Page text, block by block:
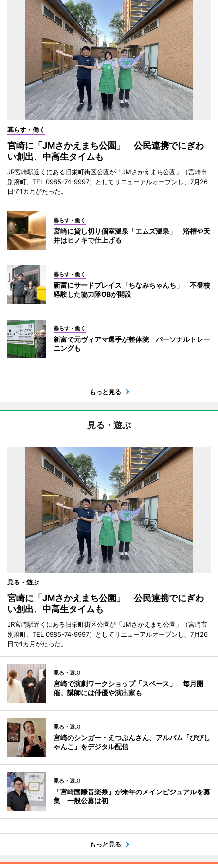
暮らす・働く
宮崎に「JMさかえまち公園」 公民連携でにぎわ
い創出、中高生タイムも
JR宮崎駅近くにある旧栄町街区公園が「JMさかえまち公園」（宮崎市
別府町、TEL 0985-74-9997）としてリニューアルオープンし、7月26
日で1カ月がたった。
暮らす・働く
宮崎に貸し切り個室温泉「エムズ温泉」 浴槽や天
井はヒノキで仕上げる
暮らす・働く
新富にサードプレイス「ちなみちゃんち」 不登校
経験した協力隊OBが開設
暮らす・働く
新富で元ヴィアマ選手が整体院 パーソナルトレー
ニングも
もっと見る
見る・遊ぶ
見る・遊ぶ
宮崎に「JMさかえまち公園」 公民連携でにぎわ
い創出、中高生タイムも
JR宮崎駅近くにある旧栄町街区公園が「JMさかえまち公園」（宮崎市
別府町、TEL 0985-74-9997）としてリニューアルオープンし、7月26
日で1カ月がたった。
見る・遊ぶ
宮崎で演劇ワークショップ「スペース」 毎月開
催、講師には俳優や演出家も
見る・遊ぶ
宮崎のシンガー・えつぷんさん、アルバム「びびし
ゃんこ」をデジタル配信
見る・遊ぶ
「宮崎国際音楽祭」が来年のメインビジュアルを募
集 一般公募は初
もっと見る